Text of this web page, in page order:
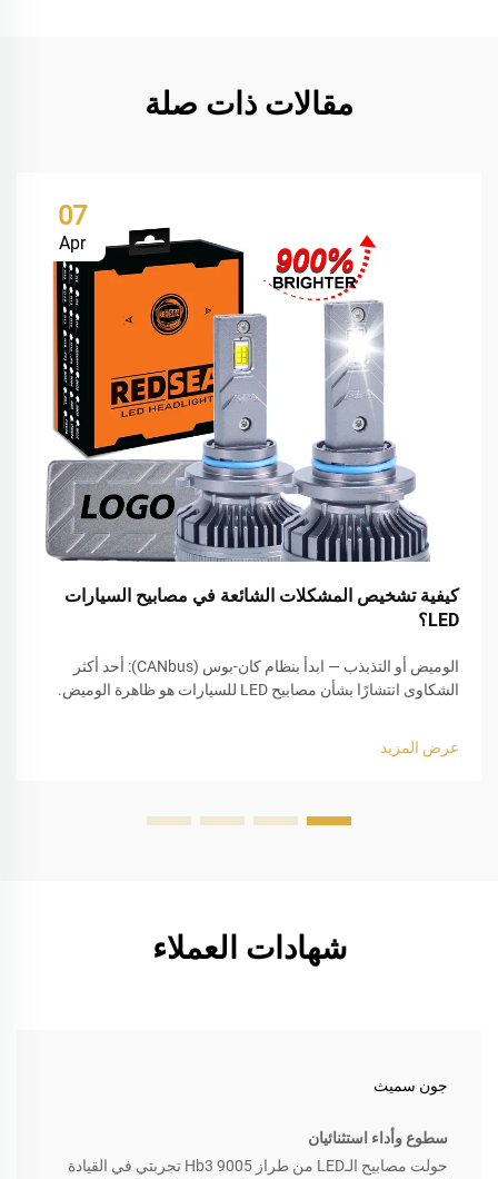
مقالات ذات صلة
07
Apr
كيفية تشخيص المشكلات الشائعة في مصابيح السيارات
LED؟
الوميض أو التذبذب — ابدأ بنظام كان-بوس (CANbus): أحد أكثر
الشكاوى انتشارًا بشأن مصابيح LED للسيارات هو ظاهرة الوميض.
نقص...
عرض المزيد
شهادات العملاء
جون سميث
سطوع وأداء استثنائيان
حولت مصابيح الـLED من طراز Hb3 9005 تجربتي في القيادة